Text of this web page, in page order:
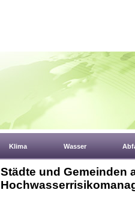
Klima Wasser
Städte und Gemeinden